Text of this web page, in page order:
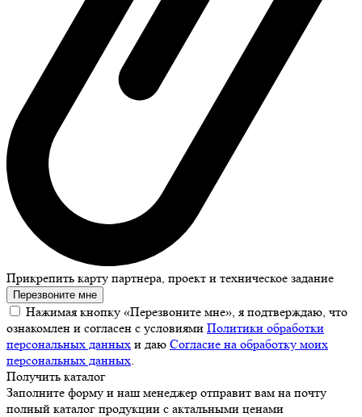
Прикрепить карту партнера, проект и техническое задание
Перезвоните мне
Нажимая кнопку «Перезвоните мне», я подтверждаю, что
ознакомлен и согласен с условиями Политики обработки
персональных данных и даю Согласие на обработку моих
персональных данных
Получить каталог
Заполните форму и наш менеджер отправит вам на почту
полный каталог продукции с актальными ценами